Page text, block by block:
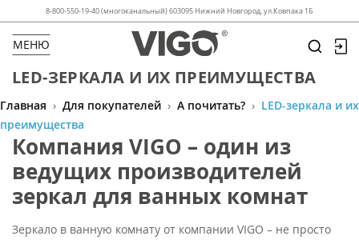
8-800-550-19-40 (многоканальный) 603095 Нижний Новгород, ул.Ковпака 1Б
МЕНЮ
LED-ЗЕРКАЛА И ИХ ПРЕИМУЩЕСТВА
Главная › Для покупателей › А почитать? › LED-зеркала и их
преимущества
Компания VIGO – один из
ведущих производителей
зеркал для ванных комнат
Зеркало в ванную комнату от компании VIGO – не просто